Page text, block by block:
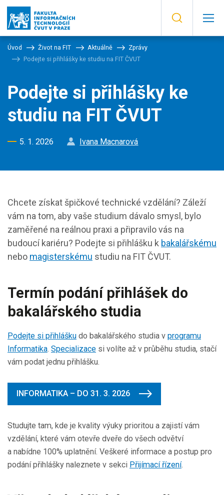
Úvod Život na FIT Aktuálně
Zprávy
Podejte si přihlášky ke studiu na FIT ČVUT
Podejte si přihlášky ke
studiu na FIT ČVUT
5. 1. 2026 Ivana Macnarová
Chcete získat špičkové technické vzdělání? Záleží
vám na tom, aby vaše studium dávalo smysl, bylo
zaměřené na reálnou praxi a připravilo vás na
budoucí kariéru? Podejte si přihlášku k bakalářskému
nebo magisterskému studiu na FIT ČVUT.
Termín podání přihlášek do
bakalářského studia
Podejte si přihlášku do bakalářského studia v programu
Informatika. Specializace si volíte až v průběhu studia, stačí
vám podat jednu přihlášku.
INFORMATIKA – DO 31. 3. 2026
Studujte tam, kde je kvality výuky prioritou a zajistí vám
vzdělání, které vám otevře dveře do všech odvětví
a nabídne 100% uplatnění. Veškeré informace a postup pro
podání přihlášky naleznete v sekci Přijímací řízení.